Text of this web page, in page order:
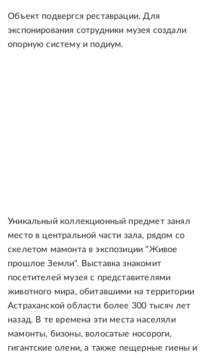
Объект подвергся реставрации. Для
экспонирования сотрудники музея создали
опорную систему и подиум.
Уникальный коллекционный предмет занял
место в центральной части зала, рядом со
скелетом мамонта в экспозиции "Живое
прошлое Земли". Выставка знакомит
посетителей музея с представителями
животного мира, обитавшими на территории
Астраханской области более 300 тысяч лет
назад. В те времена эти места населяли
мамонты, бизоны, волосатые носороги,
гигантские олени, а также пещерные гиены и